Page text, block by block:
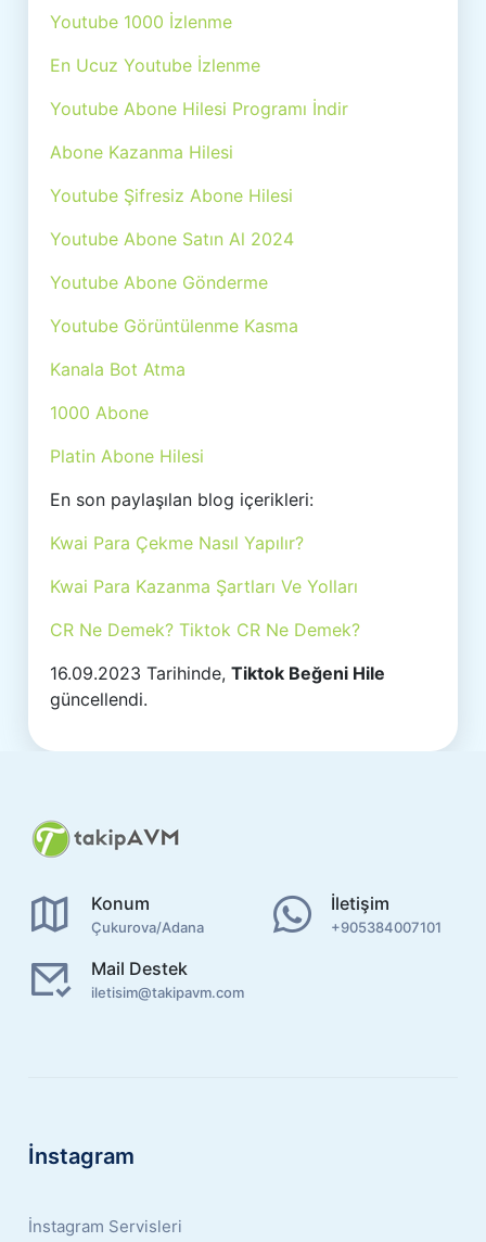
Youtube 1000 İzlenme
En Ucuz Youtube İzlenme
Youtube Abone Hilesi Programı İndir
Abone Kazanma Hilesi
Youtube Şifresiz Abone Hilesi
Youtube Abone Satın Al 2024
Youtube Abone Gönderme
Youtube Görüntülenme Kasma
Kanala Bot Atma
1000 Abone
Platin Abone Hilesi
En son paylaşılan blog içerikleri:
Kwai Para Çekme Nasıl Yapılır?
Kwai Para Kazanma Şartları Ve Yolları
CR Ne Demek? Tiktok CR Ne Demek?
16.09.2023 Tarihinde,Tiktok Beğeni Hile
güncellendi.
Konum
Çukurova/Adana
İletişim
+905384007101
Mail Destek
iletisim@takipavm.com
İnstagram
İnstagram Servisleri